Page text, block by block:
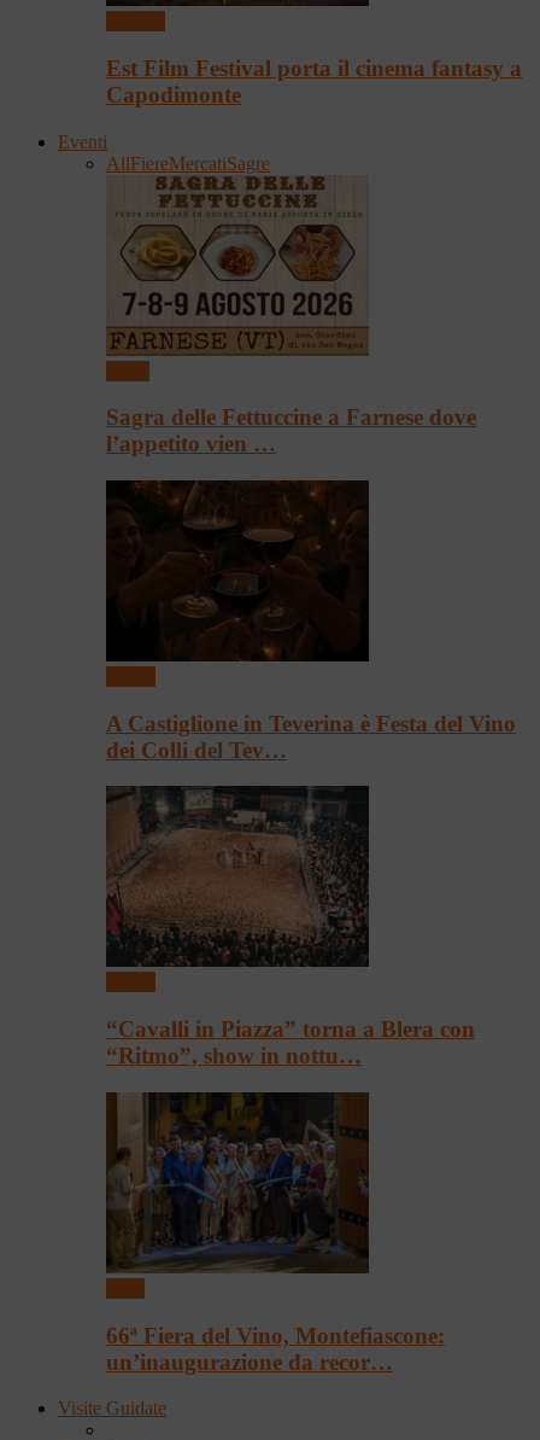
Est Film Festival porta il cinema fantasy a
Capodimonte
Eventi
AllFiereMercatiSagre
Sagra delle Fettuccine a Farnese dove
l’appetito vien …
A Castiglione in Teverina è Festa del Vino
dei Colli del Tev…
“Cavalli in Piazza” torna a Blera con
“Ritmo”, show in nottu…
66ª Fiera del Vino, Montefiascone:
un’inaugurazione da recor…
Visite Guidate